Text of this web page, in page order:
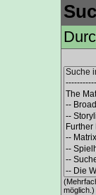
möglich.)